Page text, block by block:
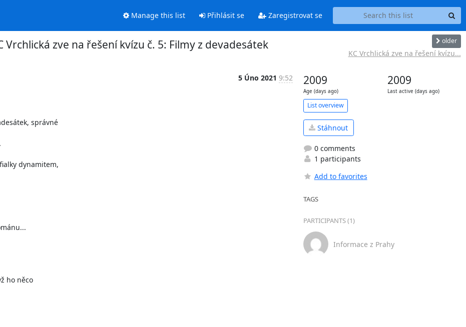
Manage this list Přihlásit se Zaregistrovat se
Vrchlická zve na řešení kvízu č. 5: Filmy z devadesátek older
KC Vrchlická zve na řešení kvízu...
5 Úno 2021 9:52
správné
dynamitem,
ho něco
2009
Age (days ago)
2009
Last active (days ago)
List overview
Stáhnout
0 comments
1 participants
Add to favorites
TAGS
PARTICIPANTS (1)
Informace z Prahy